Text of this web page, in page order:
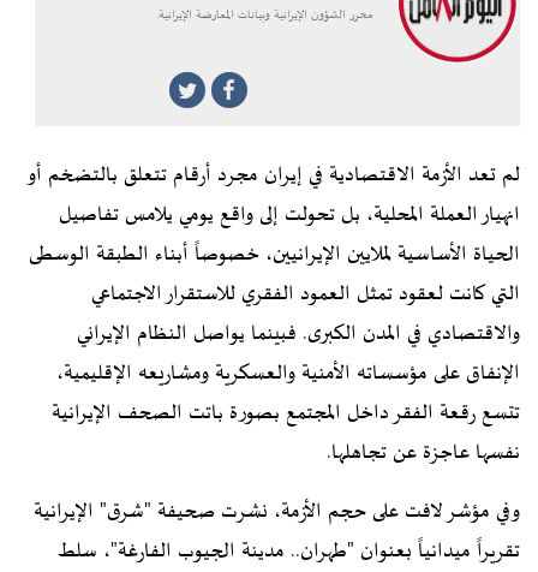
محرر الشؤون الإيرانية وبيانات المعارضة الإيرانية.
لم تعد الأزمة الاقتصادية في إيران مجرد أرقام تتعلق بالتضخم أو
انهيار العملة المحلية، بل تحولت إلى واقع يومي يلامس تفاصيل
الحياة الأساسية لملايين الإيرانيين، خصوصاً أبناء الطبقة الوسطى
التي كانت لعقود تمثل العمود الفقري للاستقرار الاجتماعي
والاقتصادي في المدن الكبرى. فبينما يواصل النظام الإيراني
الإنفاق على مؤسساته الأمنية والعسكرية ومشاريعه الإقليمية،
تتسع رقعة الفقر داخل المجتمع بصورة باتت الصحف الإيرانية
نفسها عاجزة عن تجاهلها.
وفي مؤشر لافت على حجم الأزمة، نشرت صحيفة "شرق" الإيرانية
تقريراً ميدانياً بعنوان "طهران.. مدينة الجيوب الفارغة"، سلط